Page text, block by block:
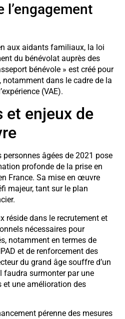
l’engagement
aux aidants familiaux, la loi
du bénévolat auprès des
bénévole » est créé pour
dans le cadre de la
(VAE).
et enjeux de
personnes âgées de 2021 pose
profonde de la prise en
France. Sa mise en œuvre
majeur, tant sur le plan
réside dans le recrutement et
nécessaires pour
notamment en termes de
et de renforcement des
du grand âge souffre d’un
faudra surmonter par une
et une amélioration des
pérenne des mesures